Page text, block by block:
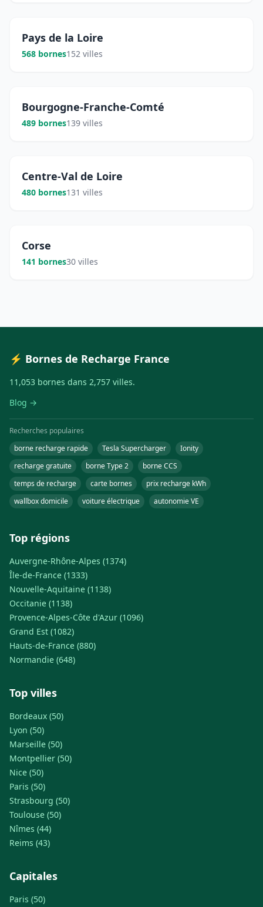
Pays de la Loire
568 bornes152 villes
Bourgogne-Franche-Comté
489 bornes139 villes
Centre-Val de Loire
480 bornes131 villes
Corse
141 bornes30 villes
⚡ Bornes de Recharge France
11,053 bornes dans 2,757 villes.
Blog →
Recherches populaires
borne recharge rapide
Tesla Supercharger
Ionity
recharge gratuite
borne Type 2
borne CCS
temps de recharge
carte bornes
prix recharge kWh
wallbox domicile
voiture électrique autonomie VE
Top régions
Auvergne-Rhône-Alpes (1374)
Île-de-France (1333)
Nouvelle-Aquitaine (1138)
Occitanie (1138)
Provence-Alpes-Côte d'Azur (1096)
Grand Est (1082)
Hauts-de-France (880)
Normandie (648)
Top villes
Bordeaux (50)
Lyon (50)
Marseille (50)
Montpellier (50)
Nice (50)
Paris (50)
Strasbourg (50)
Toulouse (50)
Nîmes (44)
Reims (43)
Capitales
Paris (50)